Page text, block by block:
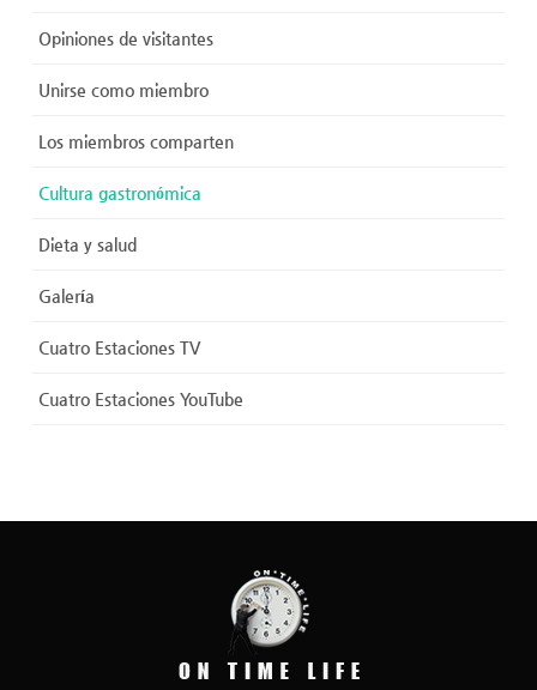
Opiniones de visitantes
Unirse como miembro
Los miembros comparten
Cultura gastronómica
Dieta y salud
Galería
Cuatro Estaciones TV
Cuatro Estaciones YouTube